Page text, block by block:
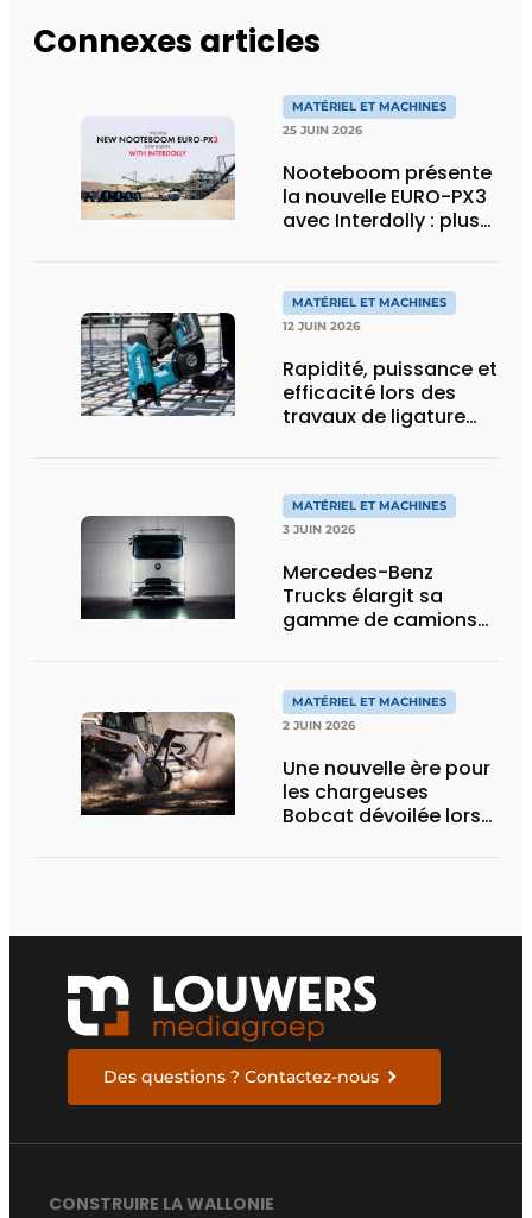
Connexes articles
MATÉRIEL ET MACHINES
25 JUIN 2026
Nooteboom présente
la nouvelle EURO-PX3
avec Interdolly : plus
transport spécial
MATÉRIEL ET MACHINES
12 JUIN 2026
Rapidité, puissance et
efficacité lors des
travaux de ligature
MATÉRIEL ET MACHINES
3 JUIN 2026
Mercedes-Benz
Trucks élargit sa
gamme de camions
eActros Lowliner
MATÉRIEL ET MACHINES
2 JUIN 2026
Une nouvelle ère pour
les chargeuses
Bobcat dévoilée lors
Des questions ? Contactez-nous
CONSTRUIRE LA WALLONIE